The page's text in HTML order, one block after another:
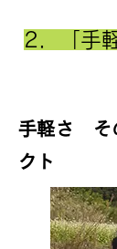
​2．「手
手軽さ そ
クト